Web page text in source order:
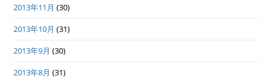
2013年11月 (30)
2013年10月 (31)
2013年9月 (30)
2013年8月 (31)